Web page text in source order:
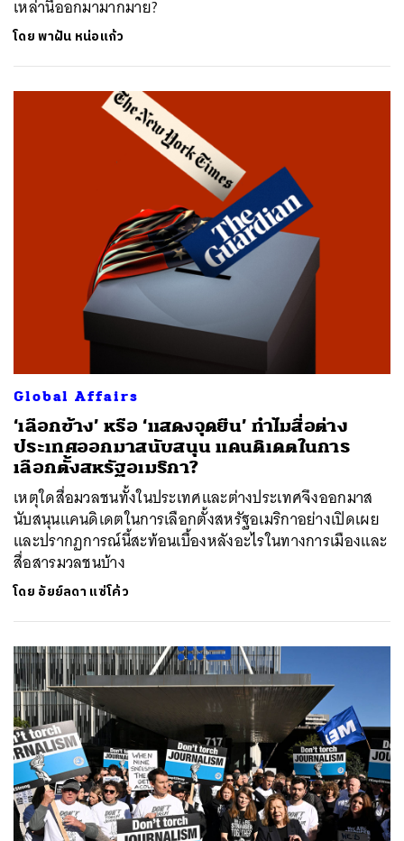
เหล่านี้ออกมามากมาย?
โดยพาฝัน หน่อแก้ว
Global Affairs
‘เลือกข้าง’ หรือ ‘แสดงจุดยืน’ ทำไมสื่อต่าง
ประเทศออกมาสนับสนุน แคนดิเดตในการ
เลือกตั้งสหรัฐอเมริกา?
เหตุใดสื่อมวลชนทั้งในประเทศและต่างประเทศจึงออกมาส
นับสนุนแคนดิเดตในการเลือกตั้งสหรัฐอเมริกาอย่างเปิดเผย
และปรากฏการณ์นี้สะท้อนเบื้องหลังอะไรในทางการเมืองและ
สื่อสารมวลชนบ้าง
โดย อัยย์ลดา แซ่โค้ว